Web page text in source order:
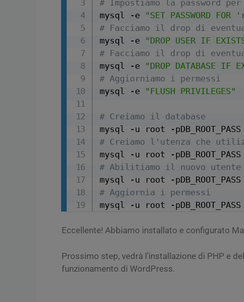
# Impostiamo la password
mysql -e
"SET PASSWORD
# Facciamo il drop di
mysql -e
"DROP USER IF
# Facciamo il drop di
mysql -e
"DROP DATABASE IF
# Aggiorniamo i permessi
mysql -e
"FLUSH PRIVILEGES"
# Creiamo il database
mysql -u root -
# Creiamo l'utenza che
mysql -u root -
# Abilitiamo il nuovo
mysql -u root -
# Aggiornia i permessi
mysql -u root -
Eccellente! Abbiamo installato e configurato
Prossimo step, vedrà l’installazione di PHP e
funzionamento di WordPress.